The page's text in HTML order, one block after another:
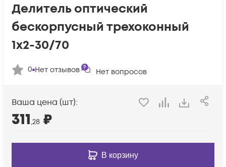
Делитель оптический
бескорпусный трехоконный
1х2-30/70
0 Нет отзывов Нет вопросов
Ваша цена (шт):
311,28 ₽
В корзину